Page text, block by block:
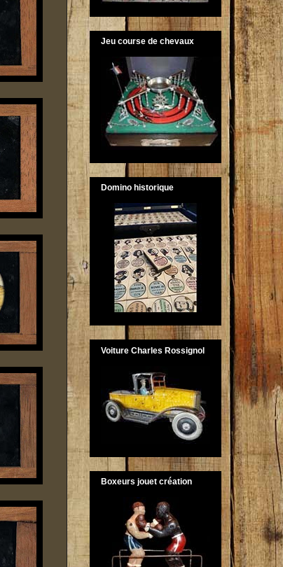
Jeu course de chevaux
Domino historique
Voiture Charles Rossignol
Boxeurs jouet création